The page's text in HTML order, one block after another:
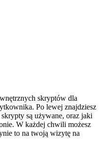
skryptów dla
Po lewej znajdziesz
są używane, oraz jaki
W każdej chwili możesz
to na twoją wizytę na